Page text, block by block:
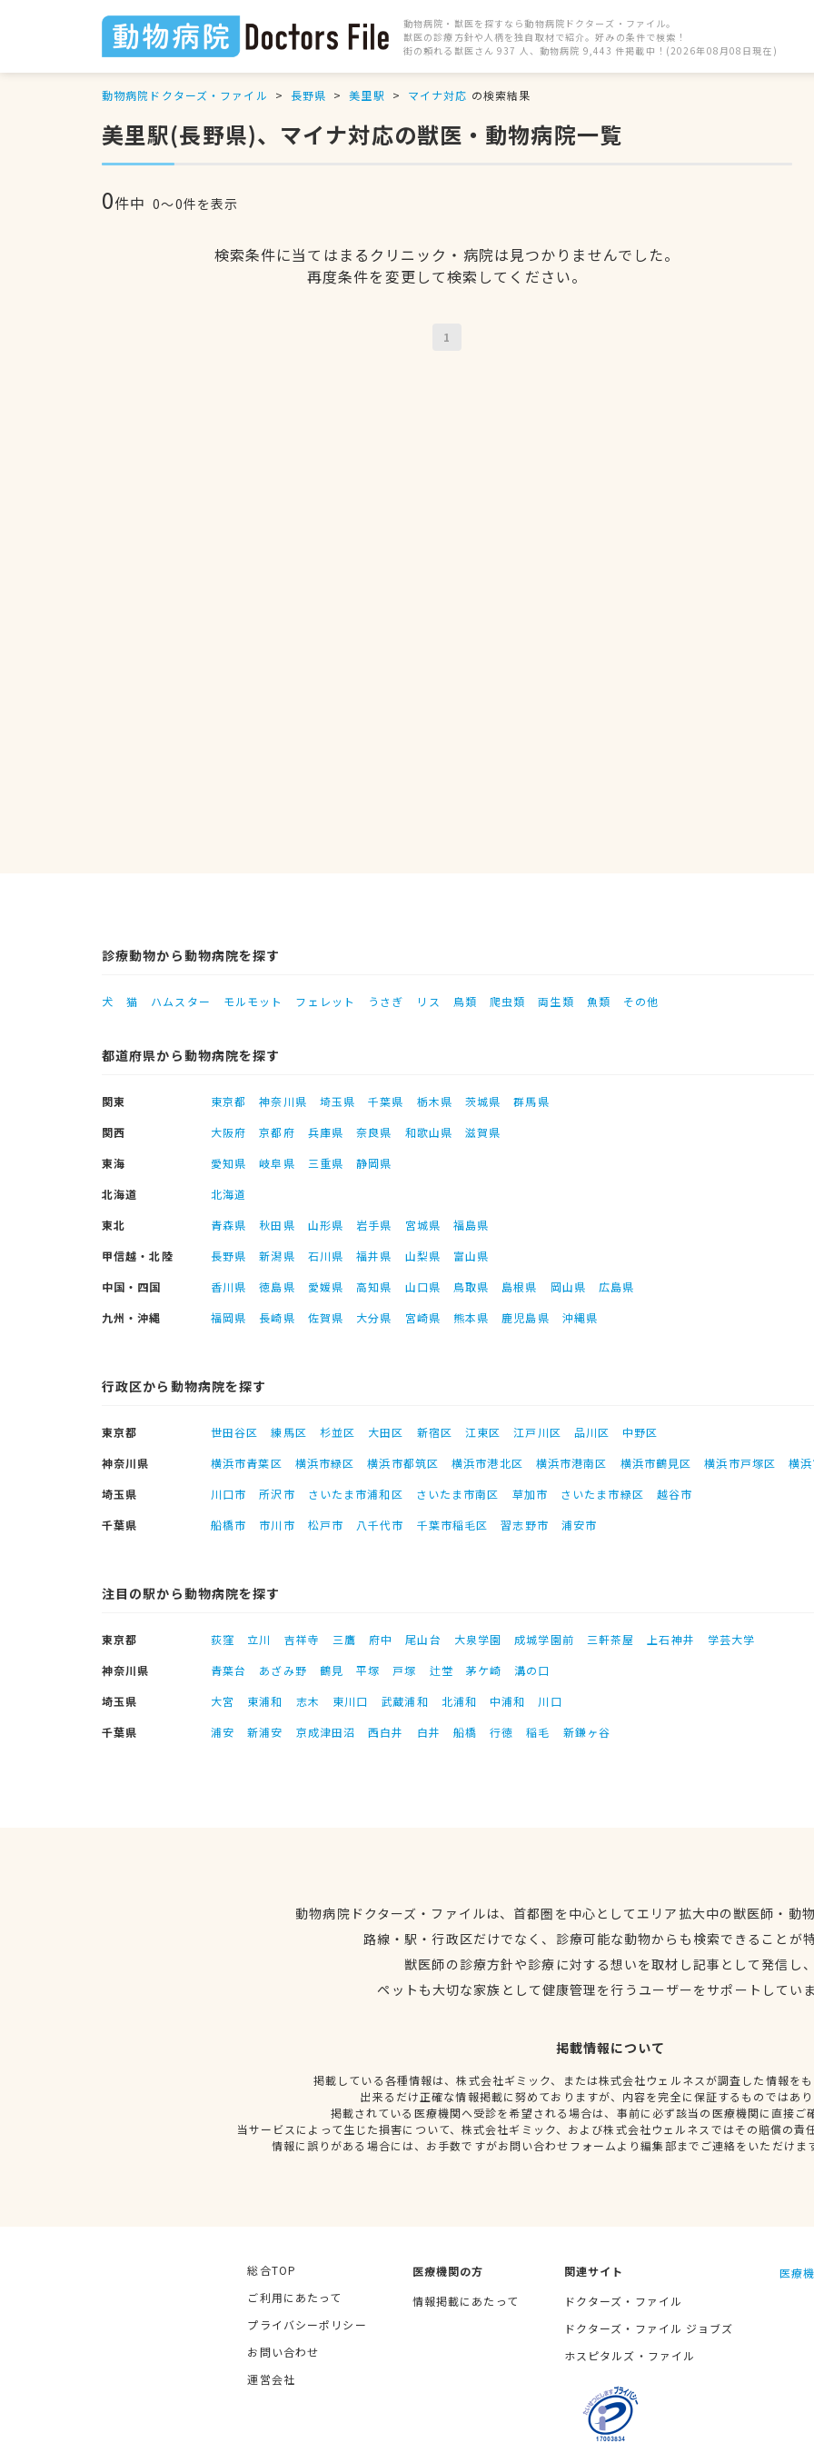
動物病院・獣医を探すなら動物病院ドクターズ・ファイル。
獣医の診療方針や人柄を独自取材で紹介。好みの条件で検索！
街の頼れる獣医さん 937 人、動物病院 9,443 件掲載中！(2026年08月08日現在)
動物病院ドクターズ・ファイル 長野県 美里駅 マイナ対応 の検索結果
美里駅(長野県)、マイナ対応の獣医・動物病院一覧
0件中 0〜0件を表示
検索条件に当てはまるクリニック・病院は見つかりませんでした。
再度条件を変更して検索してください。
1
診療動物から動物病院を探す
犬 猫 ハムスター モルモット フェレット うさぎ リス 鳥類 爬虫類 両生類 魚類 その他
都道府県から動物病院を探す
関東 東京都 神奈川県 埼玉県 千葉県 栃木県 茨城県
群馬県
関西
大阪府 京都府 兵庫県 奈良県 和歌山県
滋賀県
東海
愛知県 岐阜県 三重県
静岡県
北海道
北海道
東北
青森県 秋田県 山形県 岩手県 宮城県
福島県
甲信越・北陸
長野県 新潟県 石川県 福井県 山梨県
富山県
中国・四国
香川県 徳島県 愛媛県 高知県 山口県 鳥取県 島根県 岡山県
広島県
九州・沖縄
福岡県 長崎県 佐賀県 大分県 宮崎県 熊本県 鹿児島県 沖縄県
行政区から動物病院を探す
東京都 世田谷区 練馬区 杉並区 大田区 新宿区 江東区 江戸川区 品川区
中野区
神奈川県
横浜市青葉区 横浜市緑区 横浜市都筑区 横浜市港北区 横浜市港南区 横浜市鶴見区 横浜市戸塚区
横
埼玉県
川口市 所沢市 さいたま市浦和区 さいたま市南区 草加市 さいたま市緑区
越谷市
千葉県
船橋市 市川市 松戸市 八千代市 千葉市稲毛区 習志野市 浦安市
注目の駅から動物病院を探す
東京都 荻窪 立川 吉祥寺 三鷹 府中 尾山台 大泉学園 成城学園前 三軒茶屋 上石神井
学芸大学
神奈川県
青葉台 あざみ野 鶴見 平塚 戸塚 辻堂 茅ケ崎
溝の口
埼玉県
大宮 東浦和 志木 東川口 武蔵浦和 北浦和 中浦和
川口
千葉県
浦安 新浦安 京成津田沼 西白井 白井 船橋 行徳 稲毛 新鎌ヶ谷
動物病院ドクターズ・ファイルは、首都圏を中心としてエリア拡大中の獣医師・動
路線・駅・行政区だけでなく、診療可能な動物からも検索できることが
獣医師の診療方針や診療に対する想いを取材し記事として発信し
ペットも大切な家族として健康管理を行うユーザーをサポートしてい
掲載情報について
掲載している各種情報は、株式会社ギミック、または株式会社ウェルネスが調査した情報を
出来るだけ正確な情報掲載に努めておりますが、内容を完全に保証するものではあ
掲載されている医療機関へ受診を希望される場合は、事前に必ず該当の医療機関に直接ご
当サービスによって生じた損害について、株式会社ギミック、および株式会社ウェルネスではその賠償の責
情報に誤りがある場合には、お手数ですがお問い合わせフォームより編集部までご連絡をいただけま
総合TOP
ご利用にあたって
プライバシーポリシー
お問い合わせ
運営会社
医療機関の方
情報掲載にあたって
関連サイト
ドクターズ・ファイル
ドクターズ・ファイル ジョブズ
ホスピタルズ・ファイル
医療